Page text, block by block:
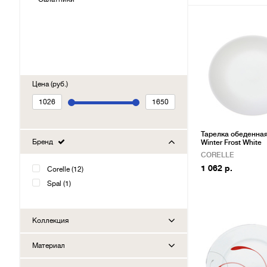
Цена (руб.)
Бренд
Corelle (12)
Spal (1)
Коллекция
Материал
Тарелка
Winter Frost White
CORELLE
1 062 р.